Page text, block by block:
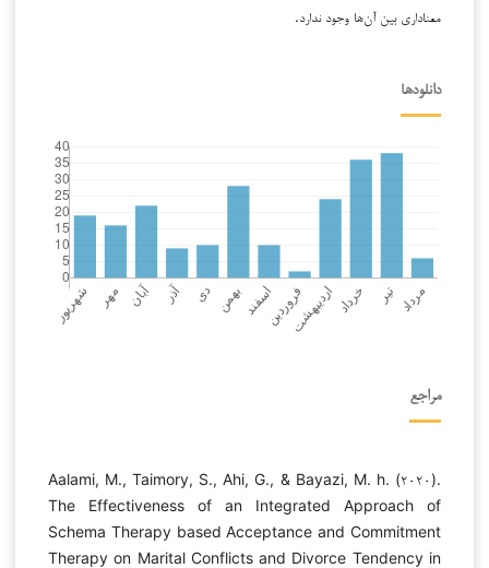
معناداری بین آن‌ها وجود ندارد.
دانلودها
مراجع
Aalami, M., Taimory, S., Ahi, G., & Bayazi, M. h. (۲۰۲۰).
The Effectiveness of an Integrated Approach of
Schema Therapy based Acceptance and Commitment
Therapy on Marital Conflicts and Divorce Tendency in